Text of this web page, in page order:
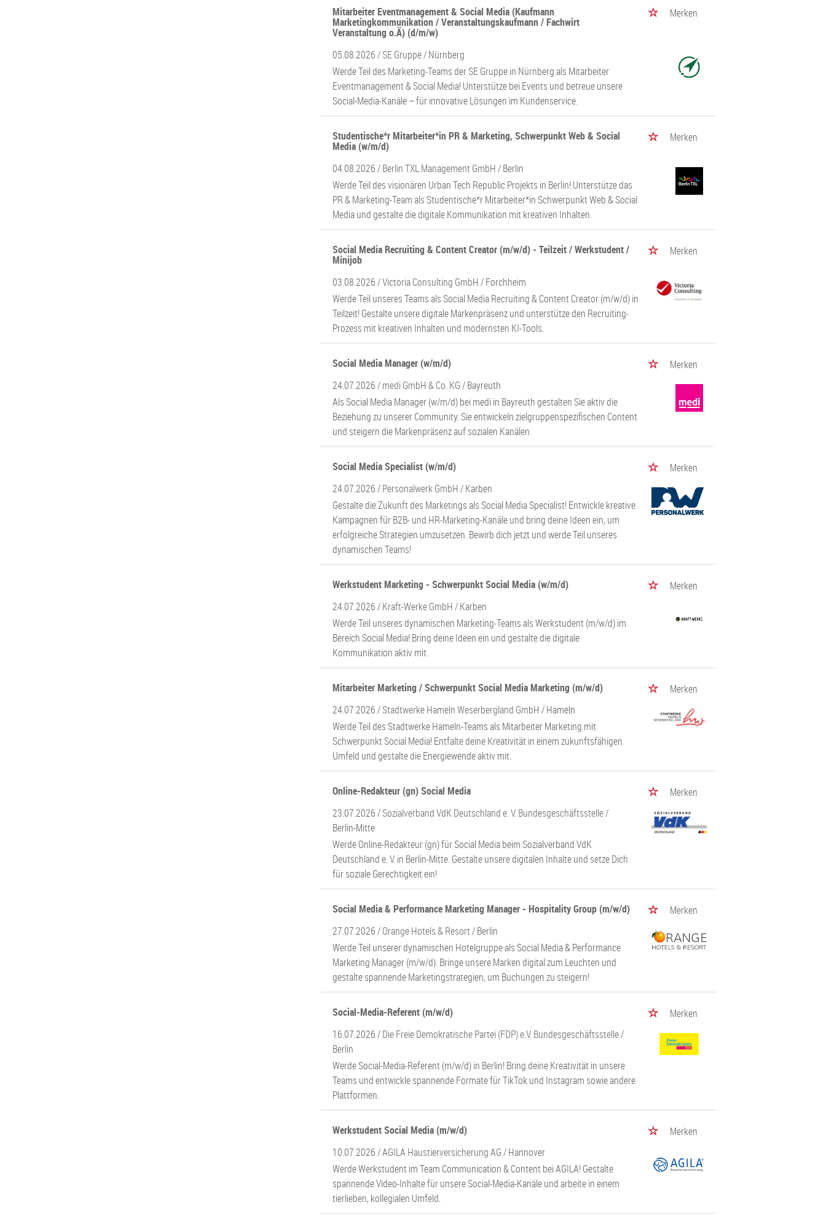
Mitarbeiter Eventmanagement & Social Media (Kaufmann
Marketingkommunikation / Veranstaltungskaufmann / Fachwirt
Veranstaltung o.Ä) (d/m/w)
Merken
05.08.2026 /SE Gruppe/ Nürnberg
Werde Teil des Marketing-Teams der SE Gruppe in Nürnberg als Mitarbeiter
Eventmanagement & Social Media! Unterstütze bei Events und betreue unsere
Social-Media-Kanäle – für innovative Lösungen im Kundenservice.
Studentische*r Mitarbeiter*in PR & Marketing, Schwerpunkt Web & Social
Media (w/m/d)
Merken
04.08.2026 /Berlin TXL Management GmbH/ Berlin
Werde Teil des visionären Urban Tech Republic Projekts in Berlin! Unterstütze das
PR & Marketing-Team als Studentische*r Mitarbeiter*in Schwerpunkt Web & Social
Media und gestalte die digitale Kommunikation mit kreativen Inhalten.
Social Media Recruiting & Content Creator (m/w/d) - Teilzeit / Werkstudent /
Minijob
Merken
03.08.2026 /Victoria Consulting GmbH/ Forchheim
Werde Teil unseres Teams als Social Media Recruiting & Content Creator (m/w/d) in
Teilzeit! Gestalte unsere digitale Markenpräsenz und unterstütze den Recruiting-
Prozess mit kreativen Inhalten und modernsten KI-Tools.
Social Media Manager (w/m/d)
Merken
24.07.2026 /medi GmbH & Co. KG/ Bayreuth
Als Social Media Manager (w/m/d) bei medi in Bayreuth gestalten Sie aktiv die
Beziehung zu unserer Community. Sie entwickeln zielgruppenspezifischen Content
und steigern die Markenpräsenz auf sozialen Kanälen.
Social Media Specialist (w/m/d)
Merken
24.07.2026 /Personalwerk GmbH/ Karben
Gestalte die Zukunft des Marketings als Social Media Specialist! Entwickle kreative
Kampagnen für B2B- und HR-Marketing-Kanäle und bring deine Ideen ein, um
erfolgreiche Strategien umzusetzen. Bewirb dich jetzt und werde Teil unseres
dynamischen Teams!
Werkstudent Marketing - Schwerpunkt Social Media (w/m/d)
Merken
24.07.2026 /Kraft-Werke GmbH/ Karben
Werde Teil unseres dynamischen Marketing-Teams als Werkstudent (m/w/d) im
Bereich Social Media! Bring deine Ideen ein und gestalte die digitale
Kommunikation aktiv mit.
Mitarbeiter Marketing / Schwerpunkt Social Media Marketing (m/w/d)
Merken
24.07.2026 /Stadtwerke Hameln Weserbergland GmbH/ Hameln
Werde Teil des Stadtwerke Hameln-Teams als Mitarbeiter Marketing mit
Schwerpunkt Social Media! Entfalte deine Kreativität in einem zukunftsfähigen
Umfeld und gestalte die Energiewende aktiv mit.
Online-Redakteur (gn) Social Media
Merken
23.07.2026 /Sozialverband VdK Deutschland e. V. Bundesgeschäftsstelle/
Berlin-Mitte
Werde Online-Redakteur (gn) für Social Media beim Sozialverband VdK
Deutschland e. V. in Berlin-Mitte. Gestalte unsere digitalen Inhalte und setze Dich
für soziale Gerechtigkeit ein!
Social Media & Performance Marketing Manager - Hospitality Group (m/w/d)
Merken
27.07.2026 /Orange Hotels & Resort/ Berlin
Werde Teil unserer dynamischen Hotelgruppe als Social Media & Performance
Marketing Manager (m/w/d). Bringe unsere Marken digital zum Leuchten und
gestalte spannende Marketingstrategien, um Buchungen zu steigern!
Social-Media-Referent (m/w/d)
Merken
16.07.2026 /Die Freie Demokratische Partei (FDP) e.V. Bundesgeschäftsstelle/
Berlin
Werde Social-Media-Referent (m/w/d) in Berlin! Bring deine Kreativität in unsere
Teams und entwickle spannende Formate für TikTok und Instagram sowie andere
Plattformen.
Werkstudent Social Media (m/w/d)
Merken
10.07.2026 /AGILA Haustierversicherung AG/ Hannover
Werde Werkstudent im Team Communication & Content bei AGILA! Gestalte
spannende Video-Inhalte für unsere Social-Media-Kanäle und arbeite in einem
tierlieben, kollegialen Umfeld.